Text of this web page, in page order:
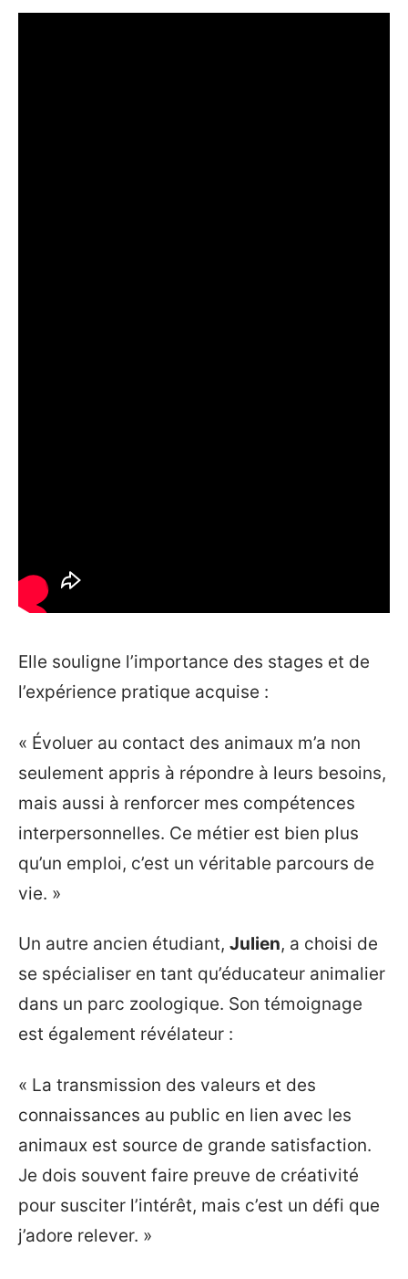
Elle souligne l’importance des stages et de
l’expérience pratique acquise :
« Évoluer au contact des animaux m’a non
seulement appris à répondre à leurs besoins,
mais aussi à renforcer mes compétences
interpersonnelles. Ce métier est bien plus
qu’un emploi, c’est un véritable parcours de
vie. »
Un autre ancien étudiant, Julien, a choisi de
se spécialiser en tant qu’éducateur animalier
dans un parc zoologique. Son témoignage
est également révélateur :
« La transmission des valeurs et des
connaissances au public en lien avec les
animaux est source de grande satisfaction.
Je dois souvent faire preuve de créativité
pour susciter l’intérêt, mais c’est un défi que
j’adore relever. »